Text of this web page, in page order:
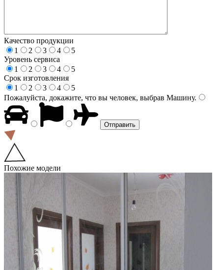
Качество продукции
1
2 3 4
5
Уровень сервиса
1
2 3 4
5
Срок изготовления
1
2 3 4
5
Пожалуйста, докажите, что вы человек, выбрав Машину.
Похожие модели